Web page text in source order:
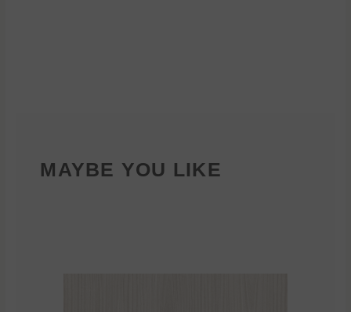
MAYBE YOU LIKE